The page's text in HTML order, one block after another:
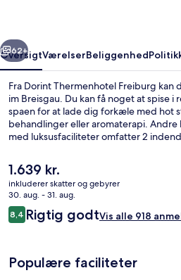
Næste
62+
OversigtVærelserBeliggenhed
Fra Dorint Thermenhotel Freiburg kan
im Breisgau. Du kan få noget at spise i
spaen for at lade dig forkæle med hot
behandlinger eller aromaterapi.
med luksusfaciliteter omfatter 2
hjælpsomme personale.
Den
nuværende
pris
er
1.639 kr.
1.639 kr.
inkluderer skatter og gebyrer
30. aug. - 31. aug.
Anmeldelser
8,48,4 ud af 10.
Rigtig godtVis alle 918
Populære faciliteter